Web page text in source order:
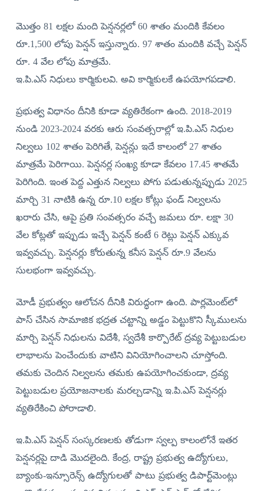
మొత్తం 81 లక్షల మంది పెన్షనర్లలో 60 శాతం మందికి కేవలం
రూ.1,500 లోపు పెన్షన్‌ ఇస్తున్నారు. 97 శాతం మందికి వచ్చే పెన్షన్‌
రూ. 4 వేల లోపు మాత్రమే.
ఇ.పి.ఎస్‌ నిధులు కార్మికులవి. అవి కార్మికులకే ఉపయోగపడాలి.
ప్రభుత్వ విధానం దీనికి కూడా వ్యతిరేకంగా ఉంది. 2018-2019
నుండి 2023-2024 వరకు ఆరు సంవత్సరాల్లో ఇ.పి.ఎస్‌ నిధుల
నిల్వలు 102 శాతం పెరిగితే, పెన్షన్లు ఇదే కాలంలో 27 శాతం
మాత్రమే పెరిగాయి. పెన్షనర్ల సంఖ్య కూడా కేవలం 17.45 శాతమే
పెరిగింది. ఇంత పెద్ద ఎత్తున నిల్వలు పోగు పడుతున్నప్పుడు 2025
మార్చి 31 నాటికి ఉన్న రూ.10 లక్షల కోట్లు ఫండ్‌ నిల్వలను
ఖరారు చేసి, ఆపై ప్రతి సంవత్సరం వచ్చే జమలు రూ. లక్షా 30
వేల కోట్లతో ఇప్పుడు ఇచ్చే పెన్షన్‌ కంటే 6 రెట్లు పెన్షన్‌ ఎక్కువ
ఇవ్వవచ్చు. పెన్షనర్లు కోరుతున్న కనీస పెన్షన్‌ రూ.9 వేలను
సులభంగా ఇవ్వవచ్చు.
మోడీ ప్రభుత్వం ఆలోచన దీనికి విరుద్ధంగా ఉంది. పార్లమెంట్‌లో
పాస్‌ చేసిన సామాజిక భద్రత చట్టాన్ని అడ్డం పెట్టుకొని స్కీములను
మార్చి పెన్షన్‌ నిధులను విదేశీ, స్వదేశీ కార్పొరేట్‌ ద్రవ్య పెట్టుబడుల
లాభాలను పెంచేందుకు వాటిని వినియోగించాలని చూస్తోంది.
తమకు చెందిన నిల్వలను తమకు ఉపయోగించకుండా, ద్రవ్య
పెట్టుబడుల ప్రయోజనాలకు మరల్చడాన్ని ఇ.పి.ఎస్‌ పెన్షనర్లు
వ్యతిరేకించి పోరాడాలి.
ఇ.పి.ఎస్‌ పెన్షన్‌ సంస్కరణలకు తోడుగా స్వల్ప కాలంలోనే ఇతర
పెన్షనర్లపై దాడి మొదలైంది. కేంద్ర, రాష్ట్ర ప్రభుత్వ ఉద్యోగులు,
బ్యాంకు-ఇన్సూరెన్స్‌ ఉద్యోగులతో పాటు ప్రభుత్వ డిపార్ట్‌మెంట్లు